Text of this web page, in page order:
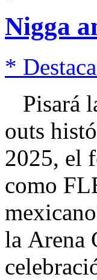
Nigga
*
Pisará
outs
2025, el
como
la Arena